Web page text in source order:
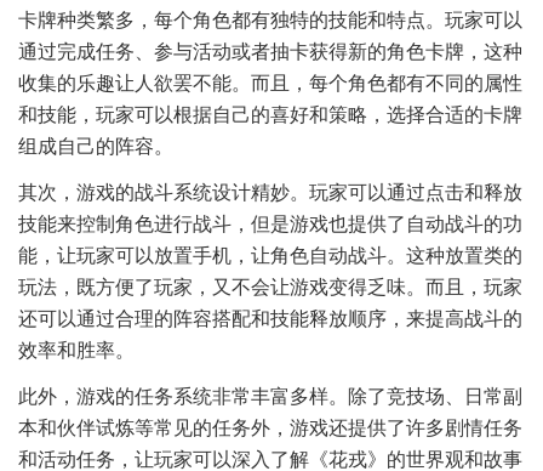
卡牌种类繁多，每个角色都有独特的技能和特点。玩家可以
通过完成任务、参与活动或者抽卡获得新的角色卡牌，这种
收集的乐趣让人欲罢不能。而且，每个角色都有不同的属性
和技能，玩家可以根据自己的喜好和策略，选择合适的卡牌
组成自己的阵容。
其次，游戏的战斗系统设计精妙。玩家可以通过点击和释放
技能来控制角色进行战斗，但是游戏也提供了自动战斗的功
能，让玩家可以放置手机，让角色自动战斗。这种放置类的
玩法，既方便了玩家，又不会让游戏变得乏味。而且，玩家
还可以通过合理的阵容搭配和技能释放顺序，来提高战斗的
效率和胜率。
此外，游戏的任务系统非常丰富多样。除了竞技场、日常副
本和伙伴试炼等常见的任务外，游戏还提供了许多剧情任务
和活动任务，让玩家可以深入了解《花戎》的世界观和故事